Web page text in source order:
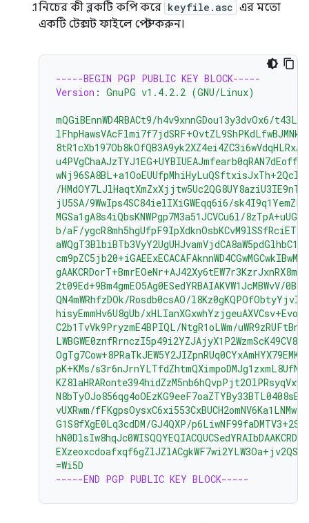
নিচের কী ব্লকটি কপি করে keyfile.asc এর মতো
একটি টেক্সট ফাইলে পেস্ট করুন।
-----BEGIN PGP PUBLIC KEY BLOCK-----
Version : GnuPG v1.4.2.2 (GNU/Linux)
mQGiBEnnWD4RBACt9/h4v9xnnGDou13y3dvOx6/
/
jU5SA/9WwIps4SC84ielIXiGWEqq6i6/
MGSa1gA8s4iQbsKNWPgp7M3a51JCVCu6l/
b/aF/
2t09Ed+9Bm4gmEO5Ag0ESedYRBAIAKVW1JcMBWvV/
QN4mWRhfzDOk/Rosdb0csAO/
hisyEmmHv6U8gUb/
C2b1TvVk9PryzmE4BPIQL/NtgR1oLWm/
pK+KMs/
vUXRwm/
G1S8fXgE0Lq3cdDM/GJ4QXP/
=Wi5D
-----END PGP PUBLIC KEY BLOCK-----